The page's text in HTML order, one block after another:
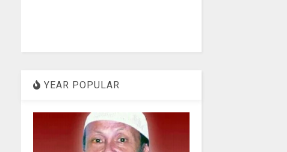
YEAR POPULAR